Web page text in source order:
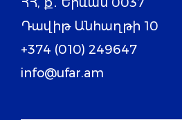
Դավիթ Անհաղթի 10
+374 (010) 249647
info@ufar.am